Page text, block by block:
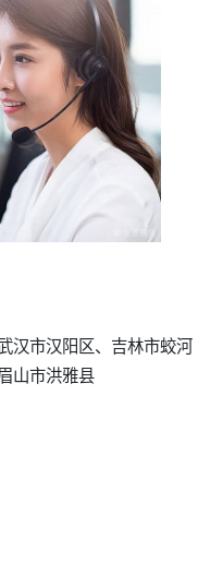
汉市汉阳区、吉林市蛟河
山市洪雅县